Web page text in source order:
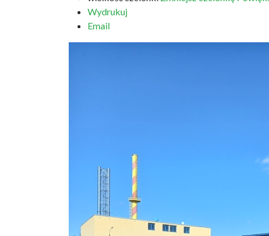
Wydrukuj
Email